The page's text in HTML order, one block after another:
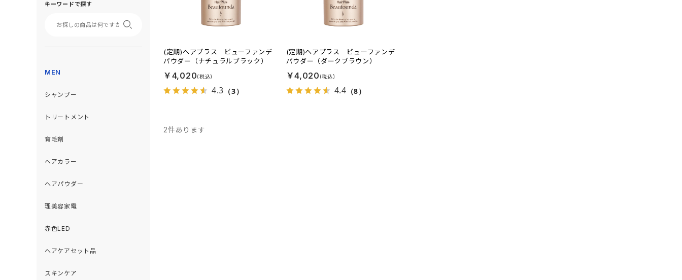
キーワードで探す
MEN
シャンプー
トリートメント
育毛剤
ヘアカラー
ヘアパウダー
理美容家電
赤色LED
ヘアケアセット品
スキンケア
(定期)ヘアプラス ビューファンデ
パウダー（ナチュラルブラック）
￥4,020
4.3 （3）
(定期)ヘアプラス ビューファンデ
パウダー（ダークブラウン）
￥4,020
4.4 （8）
2件あります